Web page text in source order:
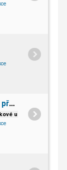
2. Pohádkové učení pro předškoláky
učení